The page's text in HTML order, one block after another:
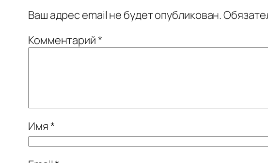
Ваш адрес email не будет опубликован.
Комментарий*
Имя*